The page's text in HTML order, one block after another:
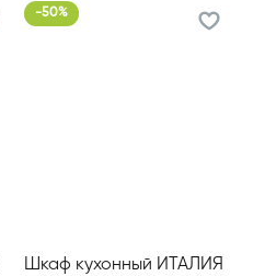
-50%
Шкаф кухонный ИТАЛИЯ